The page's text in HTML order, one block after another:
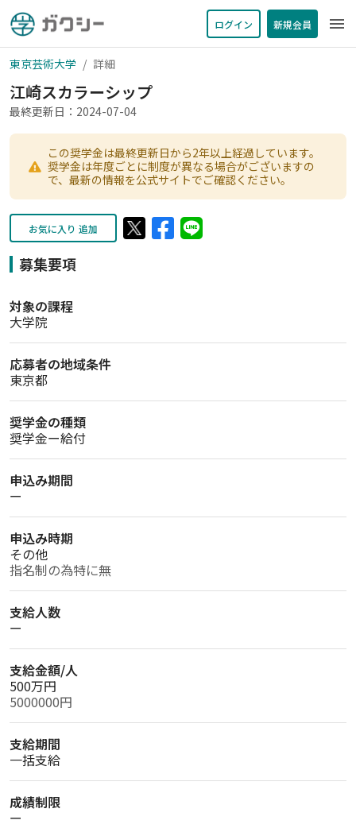
ログイン 新規会員 menu
東京芸術大学 詳細
江崎スカラーシップ
最終更新日：2024-07-04
この奨学金は最終更新日から2年以上経過しています。
奨学金は年度ごとに制度が異なる場合がございますの
で、最新の情報を公式サイトでご確認ください。
お気に入り 追加
募集要項
対象の課程
大学院
応募者の地域条件
東京都
奨学金の種類
奨学金ー給付
申込み期間
ー
申込み時期
その他
指名制の為特に無
支給人数
ー
支給金額/人
500万円
5000000円
支給期間
一括支給
成績制限
ー